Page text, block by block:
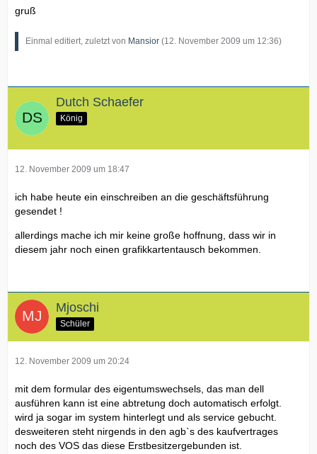
gruß
Einmal editiert, zuletzt von Mansior (12. November 2009 um 12:36)
Dutch Schaefer
König
12. November 2009 um 18:47
ich habe heute ein einschreiben an die geschäftsführung
gesendet !
allerdings mache ich mir keine große hoffnung, dass wir in
diesem jahr noch einen grafikkartentausch bekommen.
Mjoschi
Schüler
12. November 2009 um 20:24
mit dem formular des eigentumswechsels, das man dell
ausführen kann ist eine abtretung doch automatisch erfolgt.
wird ja sogar im system hinterlegt und als service gebucht.
desweiteren steht nirgends in den agb`s des kaufvertrages
noch des VOS das diese Erstbesitzergebunden ist.